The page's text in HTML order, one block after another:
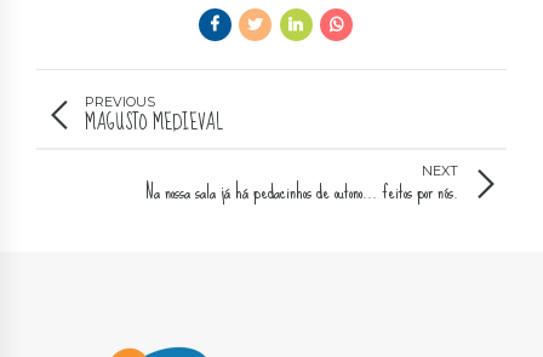
PREVIOUS
MAGUSTO MEDIEVAL
NEXT
Na nossa sala já há pedacinhos de outono... feitos por nós.